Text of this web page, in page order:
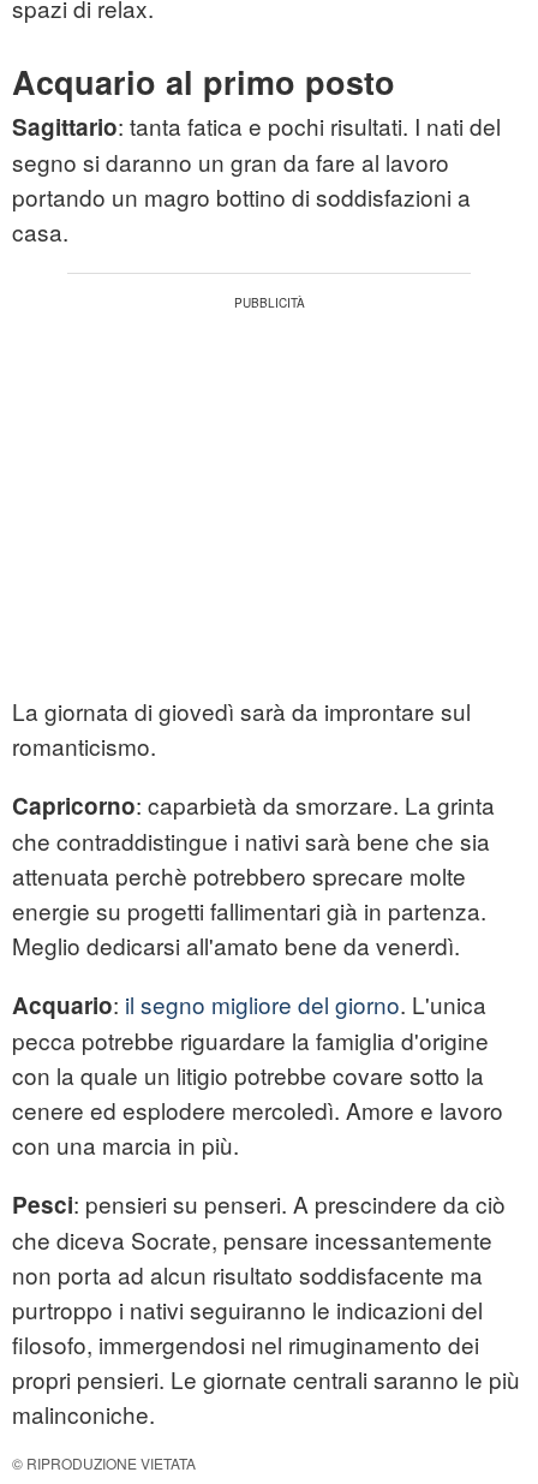
spazi di relax.
Acquario al primo posto
Sagittario: tanta fatica e pochi risultati. I nati del
segno si daranno un gran da fare al lavoro
portando un magro bottino di soddisfazioni a
casa.
La giornata di giovedì sarà da improntare sul
romanticismo.
Capricorno: caparbietà da smorzare. La grinta
che contraddistingue i nativi sarà bene che sia
attenuata perchè potrebbero sprecare molte
energie su progetti fallimentari già in partenza.
Meglio dedicarsi all'amato bene da venerdì.
Acquario: il segno migliore del giorno. L'unica
pecca potrebbe riguardare la famiglia d'origine
con la quale un litigio potrebbe covare sotto la
cenere ed esplodere mercoledì. Amore e lavoro
con una marcia in più.
Pesci: pensieri su penseri. A prescindere da ciò
che diceva Socrate, pensare incessantemente
non porta ad alcun risultato soddisfacente ma
purtroppo i nativi seguiranno le indicazioni del
filosofo, immergendosi nel rimuginamento dei
propri pensieri. Le giornate centrali saranno le più
malinconiche.
© RIPRODUZIONE VIETATA